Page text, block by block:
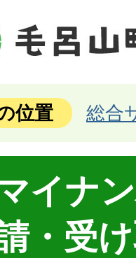
位置 総合
イナ
・受